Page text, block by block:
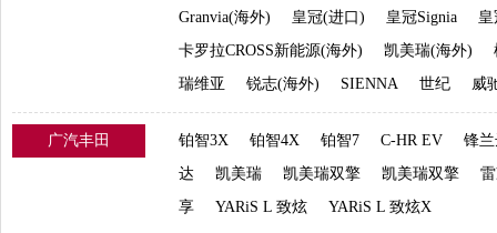
Granvia(海外)
皇冠(进口) 皇冠Signia
皇
卡罗拉CROSS新能源(海外)
凯美瑞(海外)
瑞维亚
锐志(海外) SIENNA 世纪 威
广汽丰田 铂智3X 铂智4X 铂智7 C-HR EV
锋
达
凯美瑞 凯美瑞双擎 凯美瑞双擎
享
YARiS L 致炫 YARiS L 致炫X